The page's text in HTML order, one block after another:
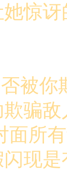
惊
被
骗
面所
现